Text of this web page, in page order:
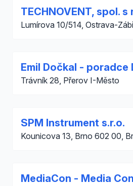
TECHNOVENT, spol. s
Lumírova 10/514, Ostrava-
Emil Dočkal - poradce
Trávník 28, Přerov I-Město
SPM Instrument s.r.o.
Kounicova 13, Brno 602 00,
MediaCon - Media